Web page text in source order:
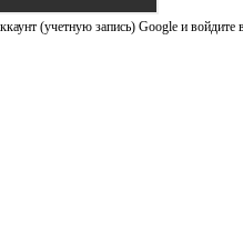
(учетную запись) Google и войдите